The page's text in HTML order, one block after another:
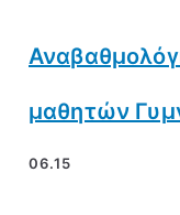
μαθητών
06.15